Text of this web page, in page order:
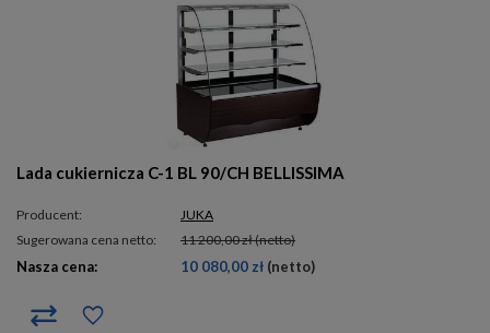
Lada cukiernicza C-1 BL 90/CH BELLISSIMA
Producent:
JUKA
Sugerowana cena netto:
11 200,00 zł(netto)
Nasza cena: 10 080,00 zł (netto)